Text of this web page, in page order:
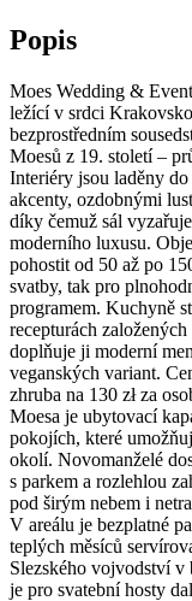
Popis
Moes Wedding &
ležící v srdci
bezprostředním
Moesů z 19. století –
Interiéry jsou laděny
akcenty, ozdobnými
díky čemuž sál
moderního luxusu.
pohostit od 50 až po
svatby, tak pro
programem. Kuchyně
recepturách
doplňuje ji moderní
veganských variant.
zhruba na 130 zł za
Moesa je ubytovací
pokojích, které
okolí. Novomanželé
s parkem a rozlehlou
pod širým nebem i
V areálu je bezplatné
teplých měsíců
Slezského vojvodství
je pro svatební hosty